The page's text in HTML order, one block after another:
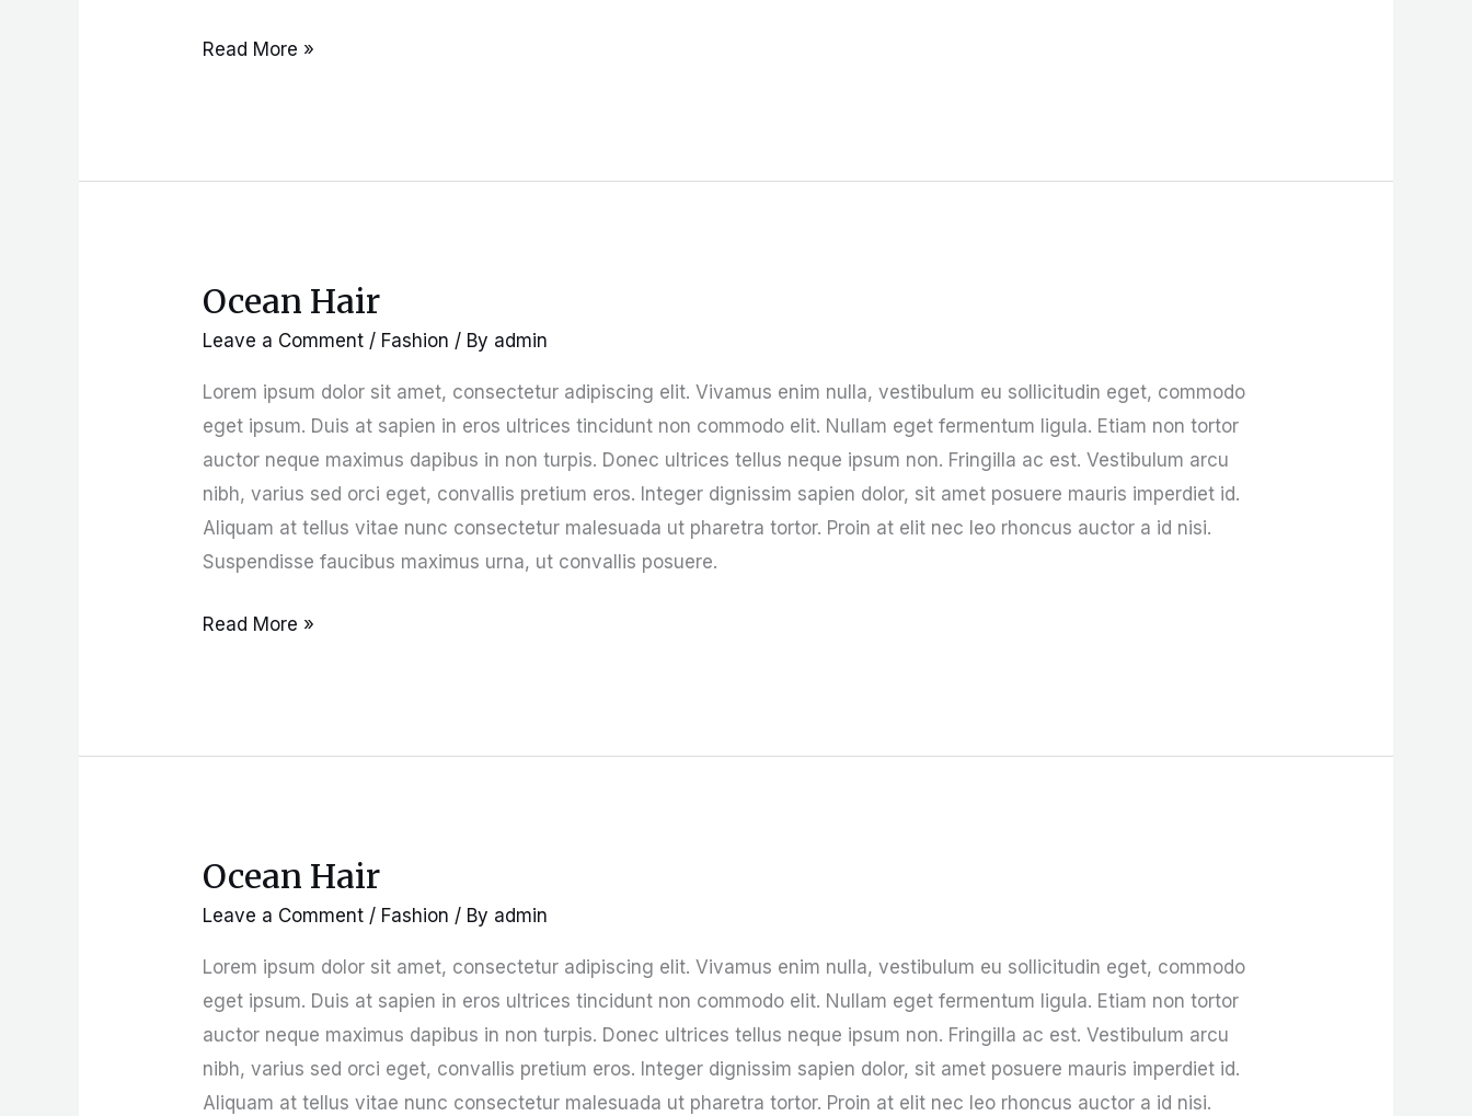
Read More »
Ocean Hair
Leave a Comment / Fashion / By admin
Lorem ipsum dolor sit amet, consectetur adipiscing elit. Vivamus enim nulla, vestibulum eu sollicitudin eget, commodo
eget ipsum. Duis at sapien in eros ultrices tincidunt non commodo elit. Nullam eget fermentum ligula. Etiam non tortor
auctor neque maximus dapibus in non turpis. Donec ultrices tellus neque ipsum non. Fringilla ac est. Vestibulum arcu
nibh, varius sed orci eget, convallis pretium eros. Integer dignissim sapien dolor, sit amet posuere mauris imperdiet id.
Aliquam at tellus vitae nunc consectetur malesuada ut pharetra tortor. Proin at elit nec leo rhoncus auctor a id nisi.
Suspendisse faucibus maximus urna, ut convallis posuere.
Ocean
Hair
Read More »
Ocean Hair
Leave a Comment / Fashion / By admin
Lorem ipsum dolor sit amet, consectetur adipiscing elit. Vivamus enim nulla, vestibulum eu sollicitudin eget, commodo
eget ipsum. Duis at sapien in eros ultrices tincidunt non commodo elit. Nullam eget fermentum ligula. Etiam non tortor
auctor neque maximus dapibus in non turpis. Donec ultrices tellus neque ipsum non. Fringilla ac est. Vestibulum arcu
nibh, varius sed orci eget, convallis pretium eros. Integer dignissim sapien dolor, sit amet posuere mauris imperdiet id.
Aliquam at tellus vitae nunc consectetur malesuada ut pharetra tortor. Proin at elit nec leo rhoncus auctor a id nisi.
Ocean
Hair